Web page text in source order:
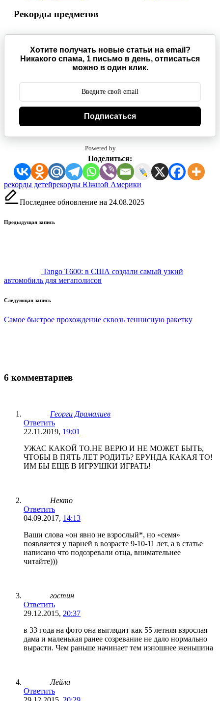
Рекорды предметов
Хотите получать новые статьи на email?
Никакого спама, 1 письмо в день, отписаться
можно в один клик.
Подписаться
Powered by
Поделиться:
Метки:
рекорды детейрекорды Южной Америки
Последнее обновление на 24.08.2025
Навигация
Предыдущая запись
Tango T600: в США создали самый узкий
автомобиль для мегаполисов
Следующая запись
Самое быстрое прохождение сквозь теннисную ракетку
6 комментариев
Георги Драмалиев
Ответить
22.11.2019, 19:01
УЖАС КАКОЙ ТО.НЕ ВЕРЮ И НЕ МОЖЕТ БЫТЬ,
ЧТОБЫ В ПЯТЬ ЛЕТ РОДИТЬ? ЕРУНДА КАКАЯ ТО!
ИМ БЫ ЕЩЕ В ИГРУШКИ ИГРАТЬ!
Некто
Ответить
04.09.2017, 14:13
Ваши слова «он явно не взрослый*, но «семя»
появляется у парней в возрасте 9-10-11 лет, а в статье
написано что подозревали отца, внимательнее
читайте)))
гостин
Ответить
29.12.2015, 20:37
в 33 года на фото она выглядит как 55 летняя взрослая
дама и маленькая ранее созревание не дало нормально
вырасти. Чем раньше начинает тем изношнее женьшина
Лейла
Ответить